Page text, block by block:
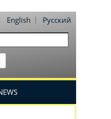
English
Русский